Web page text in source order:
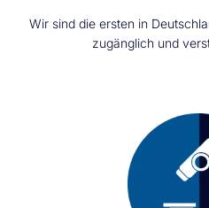
Wir sind die ersten in
zugänglich und